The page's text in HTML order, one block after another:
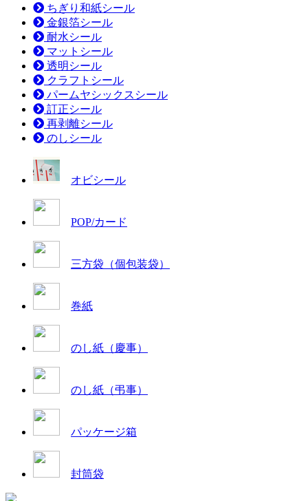
ちぎり和紙シール
金銀箔シール
耐水シール
マットシール
透明シール
クラフトシール
パームヤシックスシール
訂正シール
再剥離シール
のしシール
オビシール
POP/カード
三方袋（個包装袋）
巻紙
のし紙（慶事）
のし紙（弔事）
パッケージ箱
封筒袋